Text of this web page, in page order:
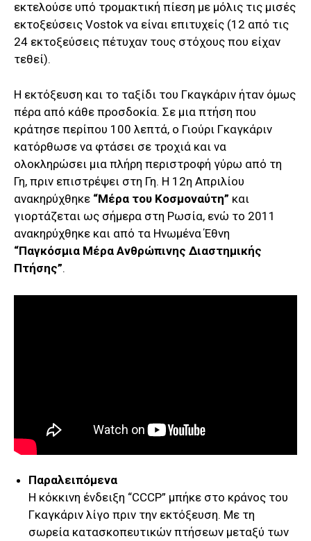
εκτελούσε υπό τρομακτική πίεση με μόλις τις μισές
εκτοξεύσεις Vostok να είναι επιτυχείς (12 από τις
24 εκτοξεύσεις πέτυχαν τους στόχους που είχαν
τεθεί).
Η εκτόξευση και το ταξίδι του Γκαγκάριν ήταν όμως
πέρα από κάθε προσδοκία. Σε μια πτήση που
κράτησε περίπου 100 λεπτά, ο Γιούρι Γκαγκάριν
κατόρθωσε να φτάσει σε τροχιά και να
ολοκληρώσει μια πλήρη περιστροφή γύρω από τη
Γη, πριν επιστρέψει στη Γη. Η 12η Απριλίου
ανακηρύχθηκε “Μέρα του Κοσμοναύτη” και
γιορτάζεται ως σήμερα στη Ρωσία, ενώ το 2011
ανακηρύχθηκε και από τα Ηνωμένα Έθνη
“Παγκόσμια Μέρα Ανθρώπινης Διαστημικής
Πτήσης”.
Παραλειπόμενα
H κόκκινη ένδειξη “CCCP” μπήκε στο κράνος του
Γκαγκάριν λίγο πριν την εκτόξευση. Με τη
σωρεία κατασκοπευτικών πτήσεων μεταξύ των